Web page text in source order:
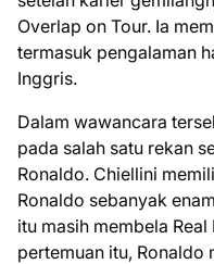
Overlap on Tour. Ia
termasuk pengalaman
Inggris.
Dalam wawancara
pada salah satu rekan
Ronaldo. Chiellini
Ronaldo sebanyak
itu masih membela
pertemuan itu, Ronaldo